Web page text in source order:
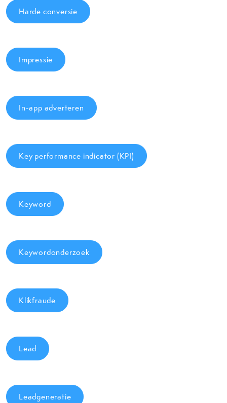
Harde conversie
Impressie
In-app adverteren
Key performance indicator (KPI)
Keyword
Keywordonderzoek
Klikfraude
Lead
Leadgeneratie